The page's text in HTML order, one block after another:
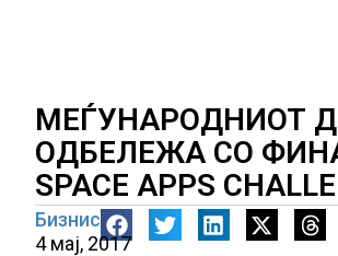
МЕЃУНАРОДНИОТ
ОДБЕЛЕЖА СО
SPACE APPS
Бизнис
4 мај, 2017